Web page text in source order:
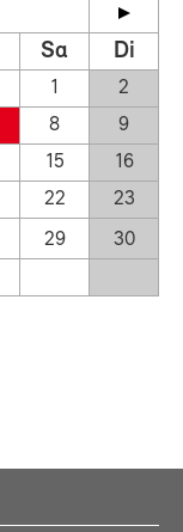
Sa Di
1
2
8
9
15
16
22
23
29
30